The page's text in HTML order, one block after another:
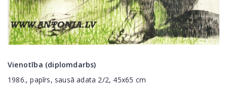
Vienotība (diplomdarbs)
1986., papīrs, sausā adata 2/2, 45x65 cm